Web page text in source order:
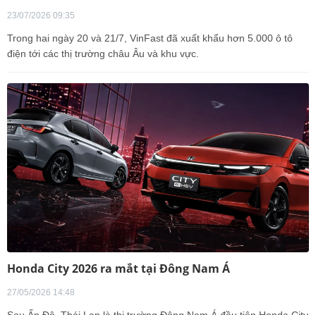
23/07/2026 09:35
Trong hai ngày 20 và 21/7, VinFast đã xuất khẩu hơn 5.000 ô tô
điện tới các thị trường châu Âu và khu vực.
Honda City 2026 ra mắt tại Đông Nam Á
27/05/2026 14:48